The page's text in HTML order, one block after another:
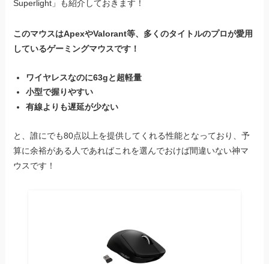
Superlight」も紹介しておきます！
このマウスはApexやValorant等、多くのタイトルのプロが愛用
しているゲーミングマウスです！
ワイヤレスなのに63gと超軽量
小型で握りやすい
有線よりも遅延が少ない
と、誰にでも80点以上を提供してくれる性能となっており、予
算に余裕がある人であればこれを選んでおけば間違いない神マ
ウスです！